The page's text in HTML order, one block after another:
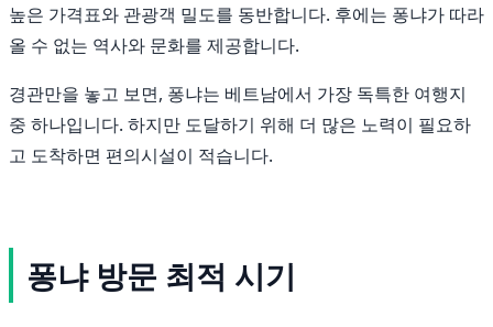
높은 가격표와 관광객 밀도를 동반합니다. 후에는 퐁냐가 따라
올 수 없는 역사와 문화를 제공합니다.
경관만을 놓고 보면, 퐁냐는 베트남에서 가장 독특한 여행지
중 하나입니다. 하지만 도달하기 위해 더 많은 노력이 필요하
고 도착하면 편의시설이 적습니다.
퐁냐 방문 최적 시기